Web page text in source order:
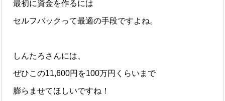
最初に資金を作るには
セルフバックって最適の手段ですよね。
しんたろさんには、
ぜひこの11,600円を100万円くらいまで
膨らませてほしいですね！